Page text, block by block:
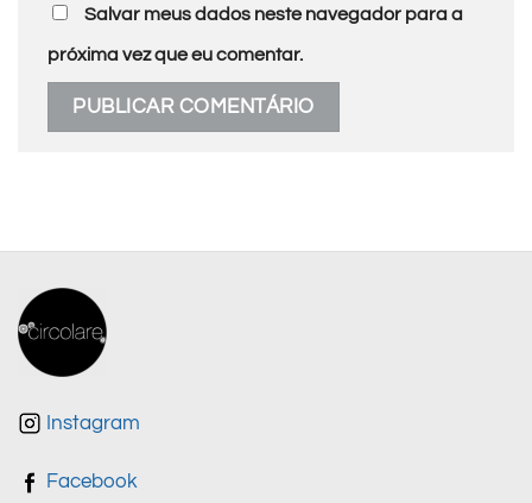
Salvar meus dados neste navegador para a
próxima vez que eu comentar.
Instagram
Facebook